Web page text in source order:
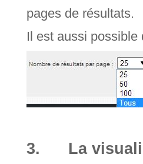
pages de résultats.
Il est aussi
3. La